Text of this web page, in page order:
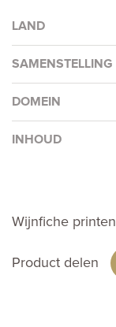
LAND
SAMENSTELLING
DOMEIN
INHOUD
Wijnfiche printen
Product delen